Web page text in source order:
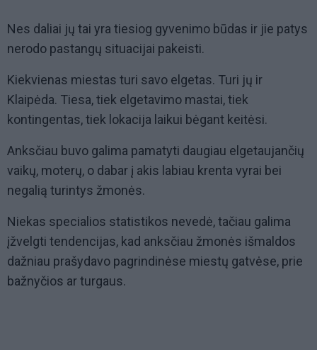
Nes daliai jų tai yra tiesiog gyvenimo būdas ir jie patys
nerodo pastangų situacijai pakeisti.
Kiekvienas miestas turi savo elgetas. Turi jų ir
Klaipėda. Tiesa, tiek elgetavimo mastai, tiek
kontingentas, tiek lokacija laikui bėgant keitėsi.
Anksčiau buvo galima pamatyti daugiau elgetaujančių
vaikų, moterų, o dabar į akis labiau krenta vyrai bei
negalią turintys žmonės.
Niekas specialios statistikos nevedė, tačiau galima
įžvelgti tendencijas, kad anksčiau žmonės išmaldos
dažniau prašydavo pagrindinėse miestų gatvėse, prie
bažnyčios ar turgaus.